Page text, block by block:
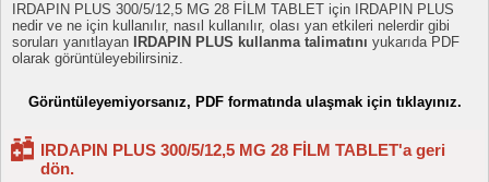
IRDAPIN PLUS 300/5/12,5 MG 28 FİLM TABLET için IRDAPIN PLUS
nedir ve ne için kullanılır, nasıl kullanılır, olası yan etkileri nelerdir gibi
soruları yanıtlayan
IRDAPIN PLUS kullanma talimatını yukarıda PDF
olarak görüntüleyebilirsiniz.
Görüntüleyemiyorsanız, PDF formatında ulaşmak için tıklayınız.
IRDAPIN PLUS 300/5/12,5 MG 28 FİLM TABLET'a geri
dön.